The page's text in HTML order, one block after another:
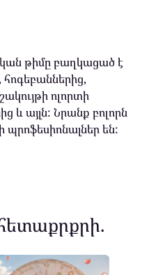
թիմը բաղկացած է
հոգեբաններից,
ոլորտի
և այլն: Նրանք բոլորն
պրոֆեսիոնալներ են: